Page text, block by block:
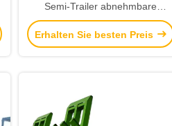
Semi-Trailer abnehmbare
Abnehmbare Gänsehals Lowboy
Trailer zum Verkauf Saudi-
Erhalten Sie besten Preis